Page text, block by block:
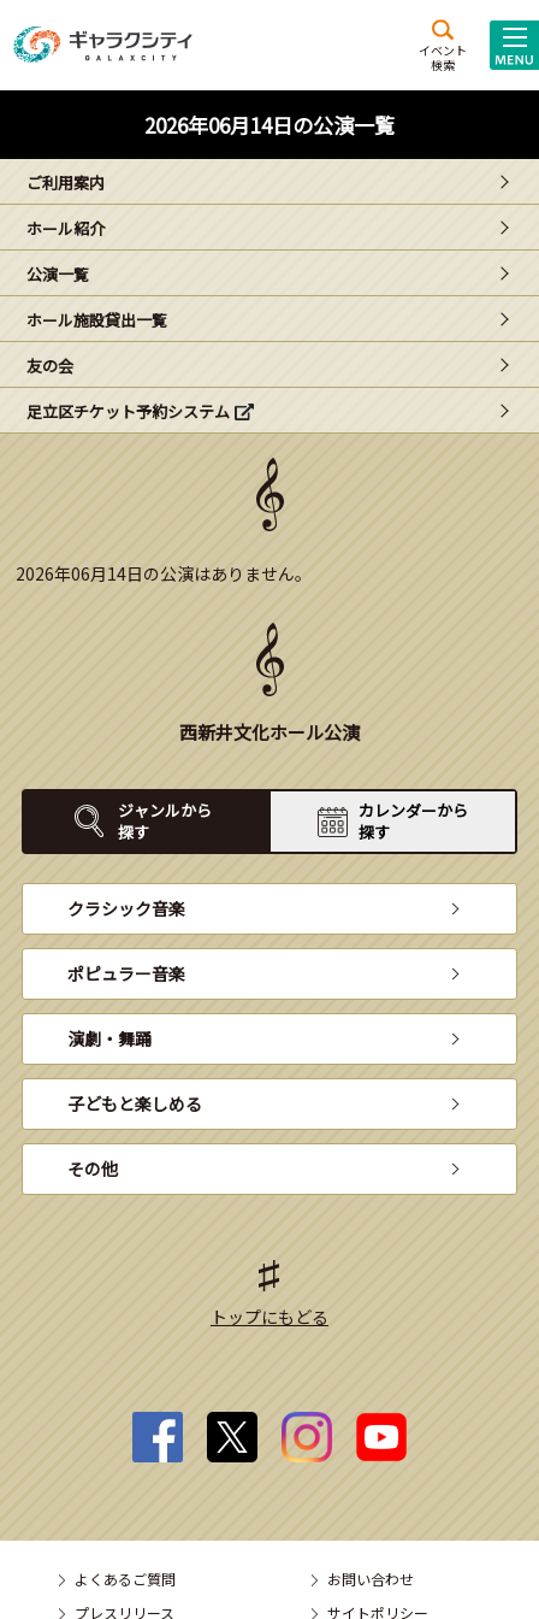
イベント
検索
施設案内
西新井
文化ホール
ギャラクシティとは
こどもみーてぃんぐ
Gがくえん
ブランドからのお知らせ
2026年06月14日の公演一覧
ご利用案内
ホール紹介
公演一覧
ホール施設貸出一覧
友の会
足立区チケット予約システム
2026年06月14日の公演はありません。
西新井文化ホール公演
ジャンルから
探す
カレンダーから
探す
クラシック音楽
ポピュラー音楽
演劇・舞踊
子どもと楽しめる
その他
トップにもどる
よくあるご質問
お問い合わせ
プレスリリース
サイトポリシー